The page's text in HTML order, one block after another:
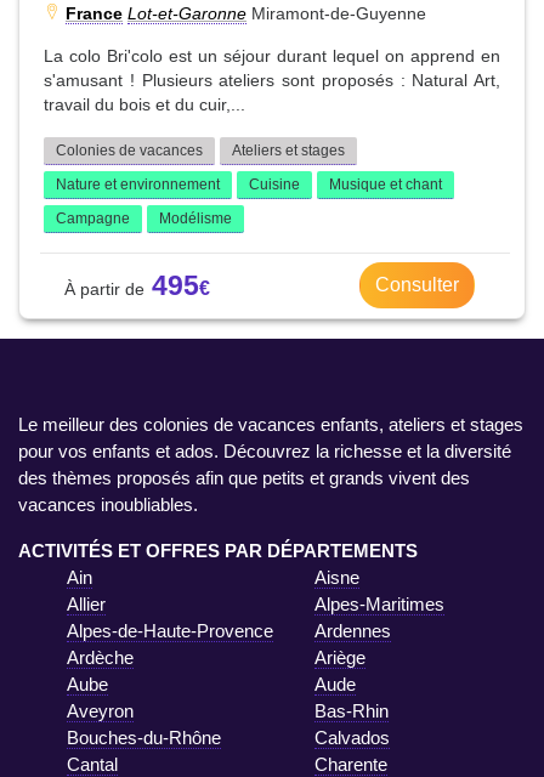
France Lot-et-Garonne Miramont-de-Guyenne
La colo Bri'colo est un séjour durant lequel on apprend en
s'amusant ! Plusieurs ateliers sont proposés : Natural Art,
travail du bois et du cuir,...
Colonies de vacances
Ateliers et stages
Nature et environnement
Cuisine
Musique et chant
Campagne
Modélisme
495 Consulter
Le meilleur des colonies de vacances enfants, ateliers et stages
pour vos enfants et ados. Découvrez la richesse et la diversité
des thèmes proposés afin que petits et grands vivent des
vacances inoubliables.
ACTIVITÉS ET OFFRES PAR DÉPARTEMENTS
Ain
Aisne
Allier
Alpes-Maritimes
Alpes-de-Haute-Provence
Ardennes
Ardèche
Ariège
Aube
Aude
Aveyron
Bas-Rhin
Bouches-du-Rhône
Calvados
Cantal
Charente